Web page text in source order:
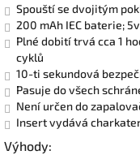
Spouští se dvojitým
200 mAh IEC baterie;
Plné dobití trvá cca 1
cyklů
10-ti sekundová
Pasuje do všech
Není určen do
Insert vydává
Výhody: